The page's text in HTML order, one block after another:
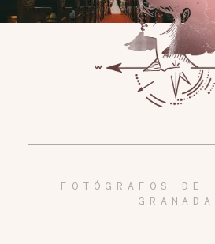
FOTÓGRAFOS DE
GRANADA